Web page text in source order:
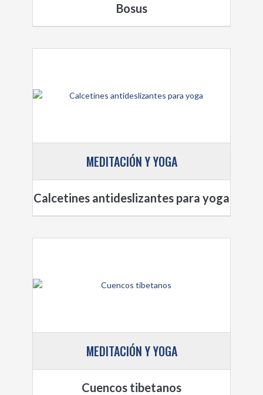
Bosus
MEDITACIÓN Y YOGA
Calcetines antideslizantes para yoga
MEDITACIÓN Y YOGA
Cuencos tibetanos